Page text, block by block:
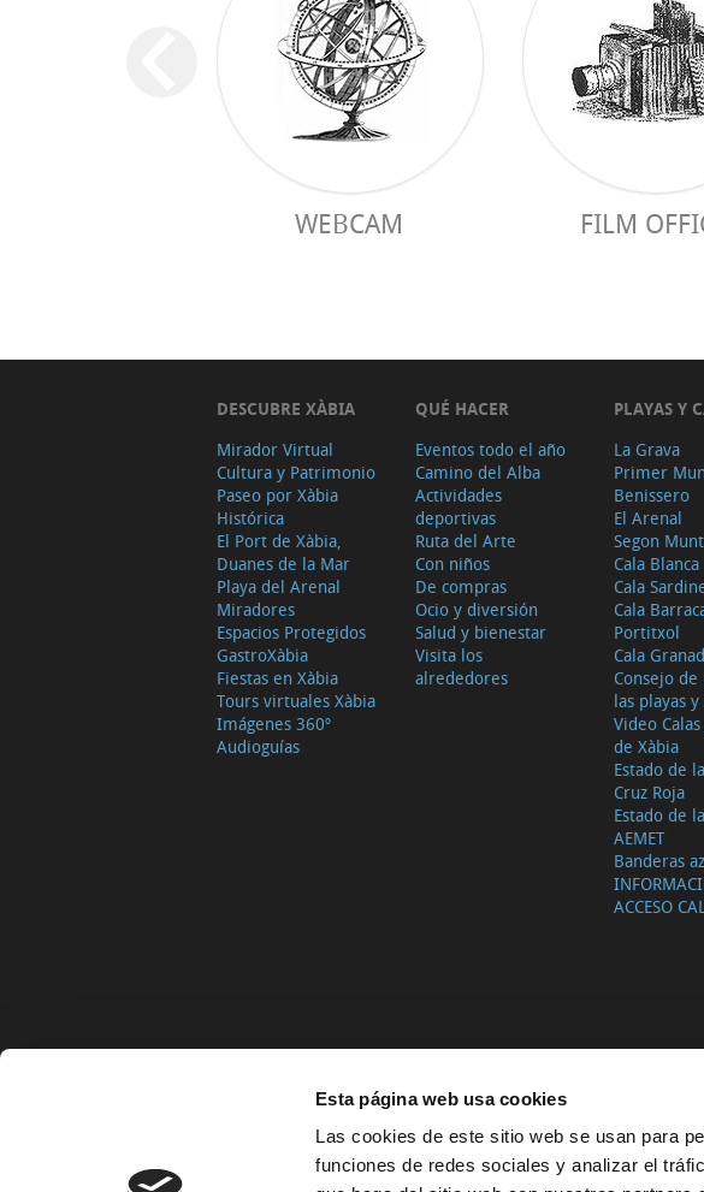
Esta página web usa cookies
Las cookies de este sitio web se usan para
funciones de redes sociales y analizar el
WEBCAM FILM
DESCUBRE XÀBIA
Mirador Virtual
Cultura y Patrimonio
Paseo por Xàbia
Histórica
El Port de Xàbia,
Duanes de la Mar
Playa del Arenal
Miradores
Espacios Protegidos
GastroXàbia
Fiestas en Xàbia
Tours virtuales Xàbia
Imágenes 360º
Audioguías
QUÉ HACER
Eventos todo el año
Camino del Alba
Actividades
deportivas
Ruta del Arte
Con niños
De compras
Ocio y diversión
Salud y bienestar
Visita los
alrededores
PLAYAS Y
La Grava
Primer
Benissero
El Arenal
Segon
Cala Blanca
Cala
Cala
Portitxol
Cala
Consejo de
las playas y
Video
de Xàbia
Estado de
Cruz Roja
Estado de
AEMET
Banderas
ACCESO